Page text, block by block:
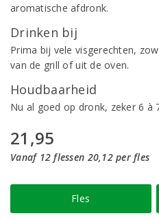
aromatische afdronk.
Drinken bij
Prima bij vele visgerechten,
van de grill of uit de oven.
Houdbaarheid
Nu al goed op dronk, zeker 6 à
21,95
Vanaf 12 flessen 20,12 per fles
Fles